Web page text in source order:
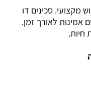
מקצועי. סכינים דו
אמינות לאורך זמן.
חיות.